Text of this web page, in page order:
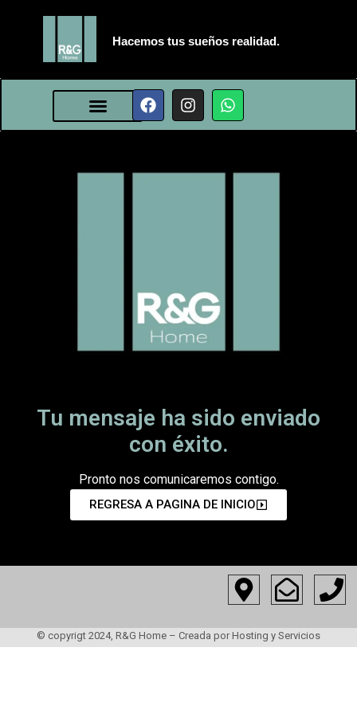
Hacemos tus sueños realidad.
Tu mensaje ha sido enviado
con éxito.
Pronto nos comunicaremos contigo.
REGRESA A PAGINA DE INICIO
© copyrigt 2024, R&G Home – Creada por Hosting y Servicios